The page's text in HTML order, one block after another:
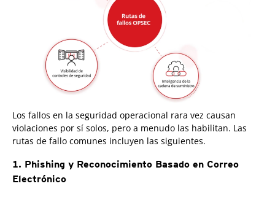
Los fallos en la seguridad operacional rara vez causan
violaciones por sí solos, pero a menudo las habilitan. Las
rutas de fallo comunes incluyen las siguientes.
1. Phishing y Reconocimiento Basado en Correo
Electrónico